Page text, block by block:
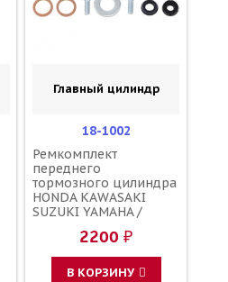
Главный цилиндр
18-1002
Ремкомплект
переднего
тормозного цилиндра
HONDA KAWASAKI
SUZUKI YAMAHA /
KCE-671 43020-1123
43020-0016 43020-1115
59600-36830 59600-
2200 ₽
В КОРЗИНУ